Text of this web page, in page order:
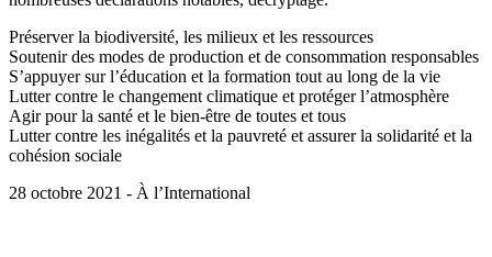
Préserver la biodiversité, les milieux et les ressources
Soutenir des modes de production et de consommation responsables
S’appuyer sur l’éducation et la formation tout au long de la vie
Lutter contre le changement climatique et protéger l’atmosphère
Agir pour la santé et le bien-être de toutes et tous
Lutter contre les inégalités et la pauvreté et assurer la solidarité et la
cohésion sociale
28 octobre 2021 - À l’International